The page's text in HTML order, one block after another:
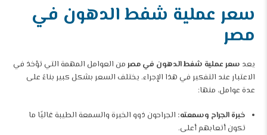
سعر عملية شفط الدهون في
مصر
يعد سعر عملية شفط الدهون في مصر من العوامل المهمة التي تؤخذ في
الاعتبار عند التفكير في هذا الإجراء. يختلف السعر بشكل كبير بناءً على
عدة عوامل، منها:
خبرة الجراح وسمعته: الجراحون ذوو الخبرة والسمعة الطيبة غالبًا ما
تكون أتعابهم أعلى.